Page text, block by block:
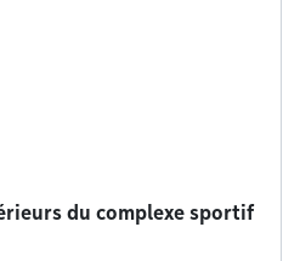
du complexe sportif